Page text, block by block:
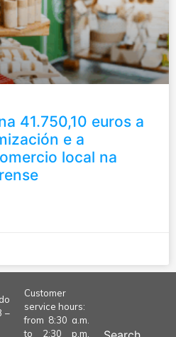
41.750,10 euros a
e a
local na
–
Customer
service hours:
from 8:30 a.m.
to 2:30 p.m.